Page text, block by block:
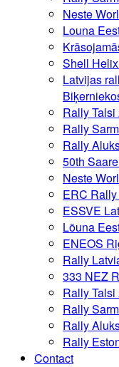
Neste
Louna
Shell
Latvijas
Rally Talsi
Rally
Rally
50th
Neste
ERC
ESSVE
Lõuna
ENEOS
Rally
333 NEZ
Rally Talsi
Rally
Rally
Rally
Contact